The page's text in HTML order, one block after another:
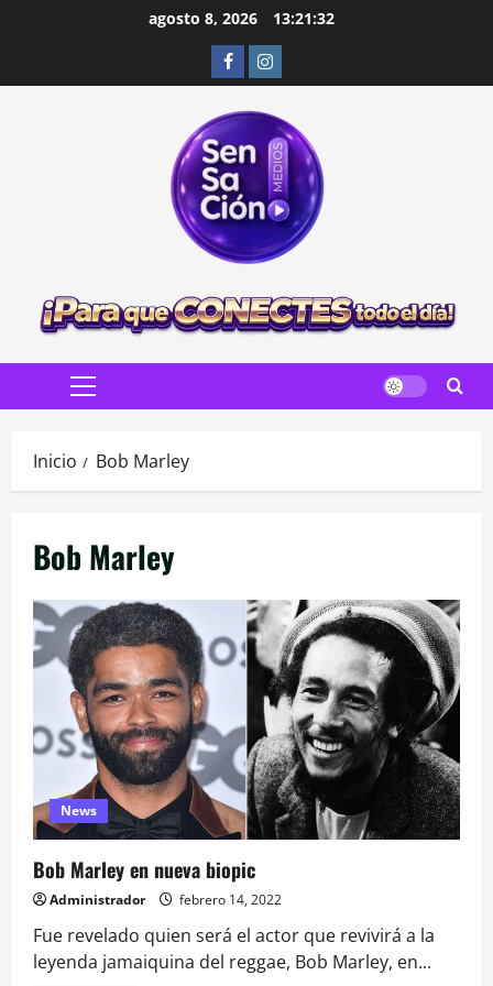
agosto 8, 2026 13:21:34
FacebookInstagram
Menú
Inicio Bob Marley
Bob Marley
News
Bob Marley en nueva biopic
Administrador febrero 14, 2022
Fue revelado quien será el actor que revivirá a la
leyenda jamaiquina del reggae, Bob Marley, en...